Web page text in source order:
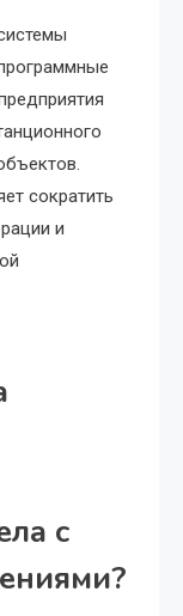
сократить
и
с